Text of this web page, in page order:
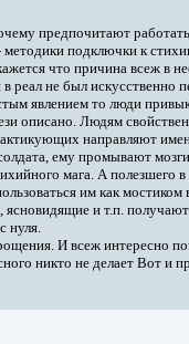
предпочитают
подключки к
что причина всеж в
не был
явлением то люди
описано. Людям
направляют
ему промывают
мага. А
им как мостиком
и т.п.
нуля.
И всеж интересно
никто не делает Вот и